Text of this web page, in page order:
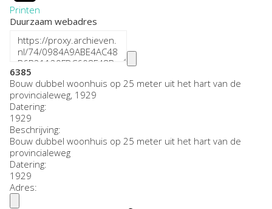
Printen
Duurzaam webadres
6385
Bouw dubbel woonhuis op 25 meter uit het hart van de
provincialeweg, 1929
Datering:
1929
Beschrijving:
Bouw dubbel woonhuis op 25 meter uit het hart van de
provincialeweg
Datering:
1929
Adres: